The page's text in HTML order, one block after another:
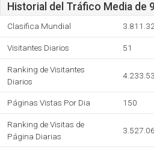
Historial del Tráfico Media de
Clasifica Mundial
Visitantes Diarios 51
Ranking de Visitantes
Diarios
Páginas Vistas Por Dia 150
Ranking de Visitas de
Página Diarias